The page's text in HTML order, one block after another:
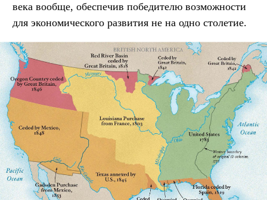
века вообще, обеспечив победителю возможности
для экономического развития не на одно столетие.